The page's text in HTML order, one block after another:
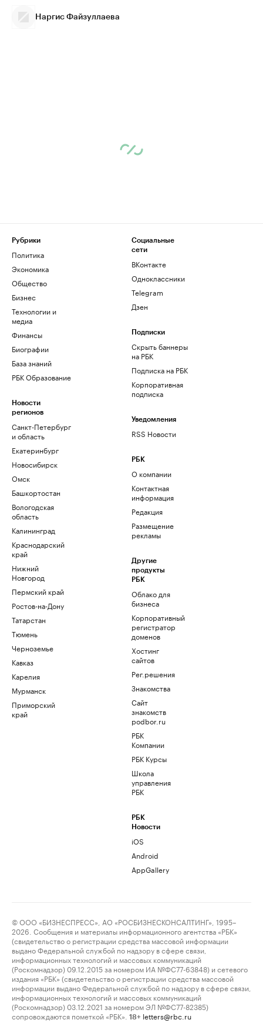
Наргис Файзуллаева
Рубрики
Политика
Экономика
Общество
Бизнес
Технологии и
медиа
Финансы
Биографии
База знаний
РБК Образование
Новости
регионов
Санкт-Петербург
и область
Екатеринбург
Новосибирск
Омск
Башкортостан
Вологодская
область
Калининград
Краснодарский
край
Нижний
Новгород
Пермский край
Ростов-на-Дону
Татарстан
Тюмень
Черноземье
Кавказ
Карелия
Мурманск
Приморский
край
Социальные
сети
ВКонтакте
Одноклассники
Telegram
Дзен
Подписки
Скрыть баннеры
на РБК
Подписка на РБК
Корпоративная
подписка
Уведомления
RSS Новости
РБК
О компании
Контактная
информация
Редакция
Размещение
рекламы
Другие
продукты
РБК
Облако для
бизнеса
Корпоративный
регистратор
доменов
Хостинг
сайтов
Рег.решения
Знакомства
Сайт
знакомств
podbor.ru
РБК
Компании
РБК Курсы
Школа
управления
РБК
РБК
Новости
iOS
Android
AppGallery
© ООО «БИЗНЕСПРЕСС», АО «РОСБИЗНЕСКОНСАЛТИНГ», 1995–
2026. Сообщения и материалы информационного агентства «РБК»
(свидетельство о регистрации средства массовой информации
выдано Федеральной службой по надзору в сфере связи,
информационных технологий и массовых коммуникаций
(Роскомнадзор) 09.12.2015 за номером ИА №ФС77-63848) и сетевого
издания «РБК» (свидетельство о регистрации средства массовой
информации выдано Федеральной службой по надзору в сфере связи,
информационных технологий и массовых коммуникаций
(Роскомнадзор) 03.12.2021 за номером ЭЛ №ФС77-82385)
сопровождаются пометкой «РБК».
18+ letters@rbc.ru